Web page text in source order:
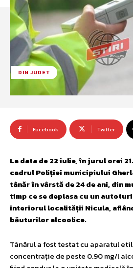
DIN JUDET
Facebook Twitter
La data de 22 iulie, în jurul orei
cadrul Poliției municipiului
tânăr în vârstă de 24 de ani, din
timp ce se deplasa cu un
interiorul localității Nicula,
băuturilor alcoolice.
Tânărul a fost testat cu aparatul
concentrație de peste 0.90 mg/l